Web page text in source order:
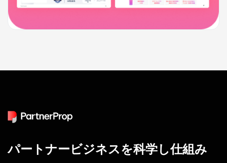
パートナービジネスを科学し仕組み